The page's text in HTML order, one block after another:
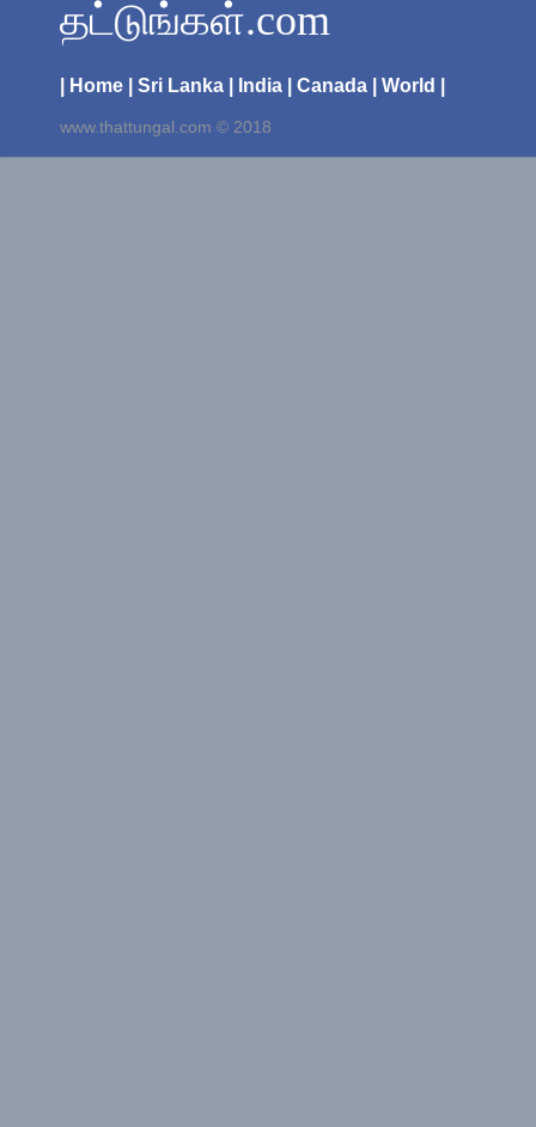
தட்டுங்கள்.com
| Home | Sri Lanka | India | Canada | World |
www.thattungal.com © 2018